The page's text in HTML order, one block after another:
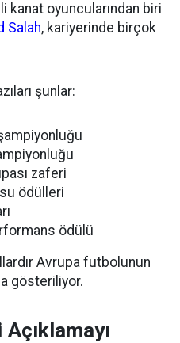
kanat oyuncularından biri
Salah, kariyerinde birçok
şunlar:
zaferi
ödülleri
ödülü
Avrupa futbolunun
gösteriliyor.